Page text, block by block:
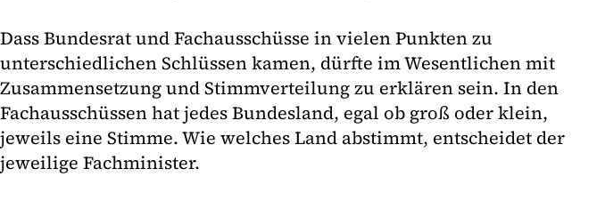
Dass Bundesrat und Fachausschüsse in vielen Punkten zu
unterschiedlichen Schlüssen kamen, dürfte im Wesentlichen mit
Zusammensetzung und Stimmverteilung zu erklären sein. In den
Fachausschüssen hat jedes Bundesland, egal ob groß oder klein,
jeweils eine Stimme. Wie welches Land abstimmt, entscheidet der
jeweilige Fachminister.